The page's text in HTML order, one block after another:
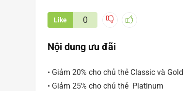
Like 0
Nội dung ưu đãi
• Giảm 20% cho chủ thẻ Classic và Gold
• Giảm 25% cho chủ thẻ Platinum